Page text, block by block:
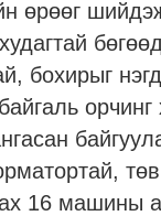
өрөөг
бохирыг
16 машины